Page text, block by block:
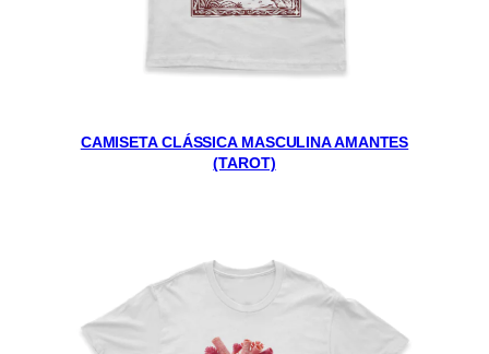
CAMISETA CLÁSSICA MASCULINA AMANTES
(TAROT)